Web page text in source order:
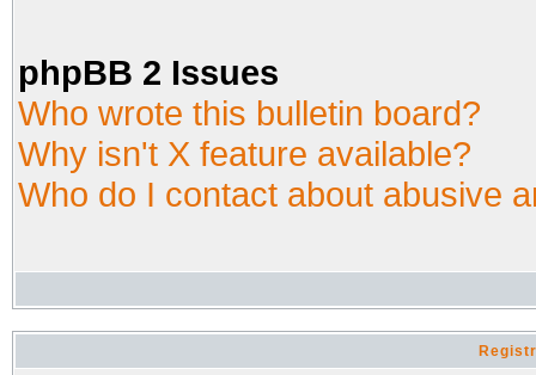
phpBB 2 Issues
Who wrote this bulletin board?
Why isn't X feature available?
Who do I contact about abusive